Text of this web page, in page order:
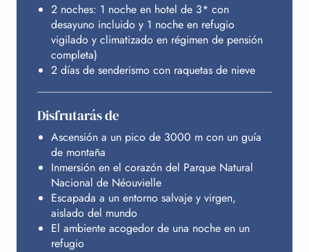
ALOJAMIENTO
INFORMACIÓN PRÁCTICA
2 noches: 1 noche en hotel de 3* con
desayuno incluido y 1 noche en refugio
vigilado y climatizado en régimen de pensión
completa)
2 días de senderismo con raquetas de nieve
Disfrutarás de
Ascensión a un pico de 3000 m con un guía
de montaña
Inmersión en el corazón del Parque Natural
Nacional de Néouvielle
Escapada a un entorno salvaje y virgen,
aislado del mundo
El ambiente acogedor de una noche en un
refugio